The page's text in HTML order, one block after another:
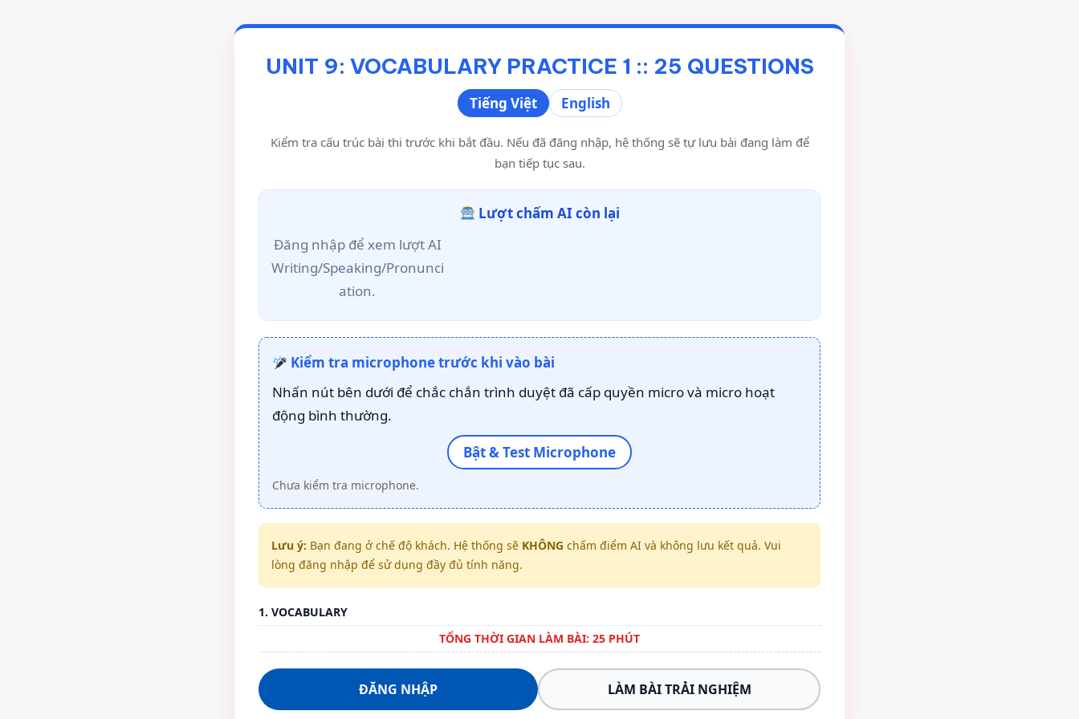
UNIT 9: VOCABULARY PRACTICE 1 :: 25 QUESTIONS
Tiếng Việt English
Kiểm tra cấu trúc bài thi trước khi bắt đầu. Nếu đã đăng nhập, hệ thống sẽ tự lưu bài đang làm để
bạn tiếp tục sau.
Lượt chấm AI còn lại
Đăng nhập để xem lượt AI
Writing/Speaking/Pronunci
ation.
Kiểm tra microphone trước khi vào bài
Nhấn nút bên dưới để chắc chắn trình duyệt đã cấp quyền micro và micro hoạt
động bình thường.
Bật & Test Microphone
Chưa kiểm tra microphone.
Lưu ý: Bạn đang ở chế độ khách. Hệ thống sẽ KHÔNG chấm điểm AI và không lưu kết quả. Vui
lòng đăng nhập để sử dụng đầy đủ tính năng.
1. VOCABULARY
TỔNG THỜI GIAN LÀM BÀI: 25 PHÚT
ĐĂNG NHẬP LÀM BÀI TRẢI NGHIỆM